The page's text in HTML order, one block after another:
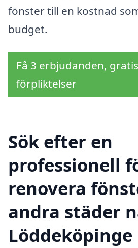
fönster till en kostnad
budget.
Få 3 erbjudanden,
förpliktelser
Sök efter en
professionell
renovera
andra städer
Löddeköpinge